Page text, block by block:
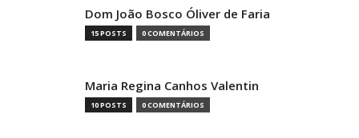
Dom João Bosco Óliver de Faria
15 POSTS 0 COMENTÁRIOS
Maria Regina Canhos Valentin
10 POSTS 0 COMENTÁRIOS